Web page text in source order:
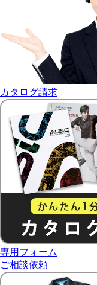
カタログ請求
専用フォーム
ご相談依頼